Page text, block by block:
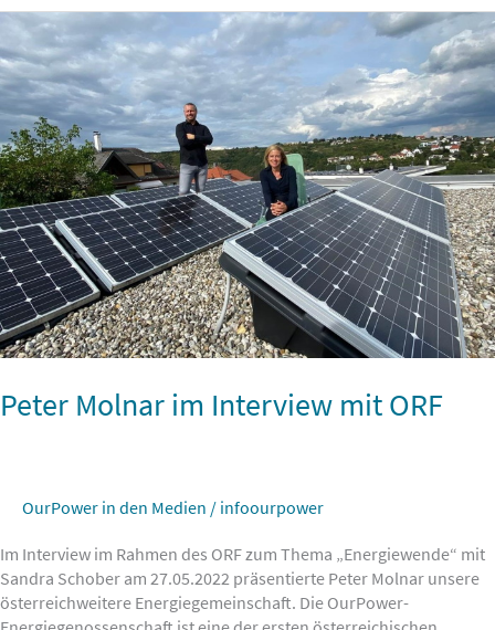
Peter Molnar im Interview mit ORF
OurPower in den Medien / infoourpower
Im Interview im Rahmen des ORF zum Thema „Energiewende“ mit
Sandra Schober am 27.05.2022 präsentierte Peter Molnar unsere
österreichweitere Energiegemeinschaft. Die OurPower-
Peter
Molnar
im
Interview
mit
ORF